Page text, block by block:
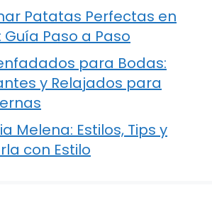
Patatas Perfectas en
Paso a Paso
para Bodas:
y Relajados para
Melena: Estilos, Tips y
con Estilo